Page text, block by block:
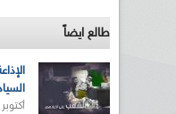
طالع ايضاً
أكتوبر 27, 2021 |